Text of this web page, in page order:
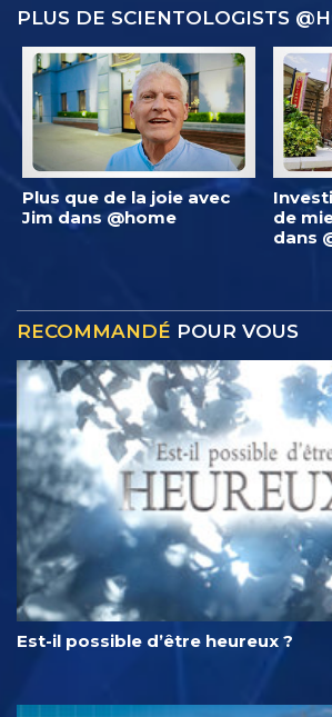
PLUS DE SCIENTOLOGISTS
Plus que de la joie avec
Jim dans @home
de
dans
RECOMMANDÉ POUR VOUS
Est-il possible d’être heureux ?